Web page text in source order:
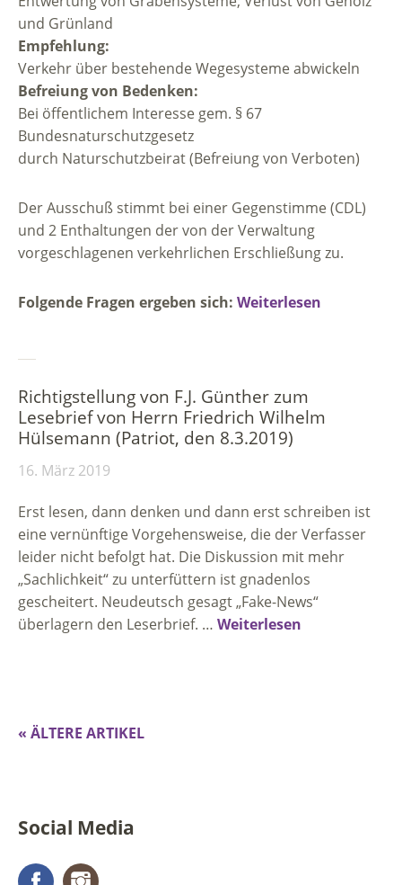
und Grünland
Empfehlung:
Verkehr über bestehende Wegesysteme abwickeln
Befreiung von Bedenken:
Bei öffentlichem Interesse gem. § 67
Bundesnaturschutzgesetz
durch Naturschutzbeirat (Befreiung von Verboten)
Der Ausschuß stimmt bei einer Gegenstimme (CDL)
und 2 Enthaltungen der von der Verwaltung
vorgeschlagenen verkehrlichen Erschließung zu.
Folgende Fragen ergeben sich: Weiterlesen
Richtigstellung von F.J. Günther zum
Lesebrief von Herrn Friedrich Wilhelm
Hülsemann (Patriot, den 8.3.2019)
16. März 2019
Erst lesen, dann denken und dann erst schreiben ist
eine vernünftige Vorgehensweise, die der Verfasser
leider nicht befolgt hat. Die Diskussion mit mehr
„Sachlichkeit“ zu unterfüttern ist gnadenlos
gescheitert. Neudeutsch gesagt „Fake-News“
überlagern den Leserbrief. … Weiterlesen
« ÄLTERE ARTIKEL
Social Media
Facebook